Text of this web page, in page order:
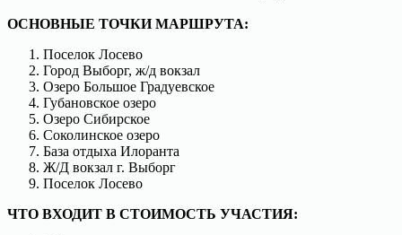
ОСНОВНЫЕ ТОЧКИ МАРШРУТА:
Поселок Лосево
Город Выборг, ж/д вокзал
Озеро Большое Градуевское
Губановское озеро
Озеро Сибирское
Соколинское озеро
База отдыха Илоранта
Ж/Д вокзал г. Выборг
Поселок Лосево
ЧТО ВХОДИТ В СТОИМОСТЬ УЧАСТИЯ: